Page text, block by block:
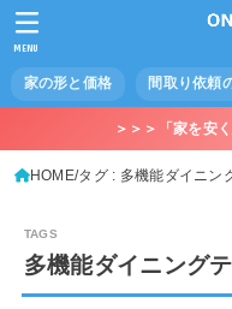
家の形と価格 間取り依頼
MENU
＞＞＞「家を安
HOME タグ : 多機能ダイニン
多機能ダイニング